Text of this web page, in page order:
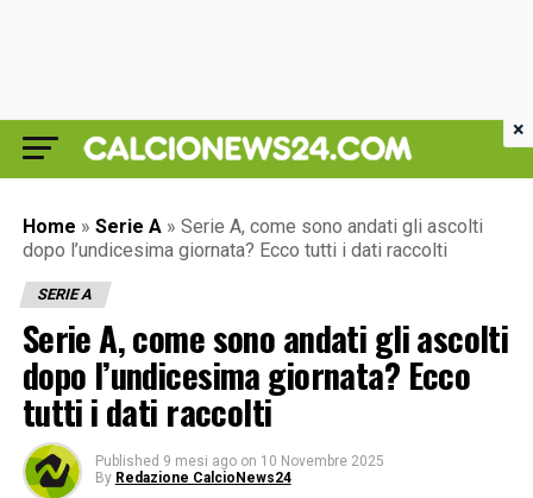
Home » Serie A » Serie A, come sono andati gli ascolti
dopo l’undicesima giornata? Ecco tutti i dati raccolti
SERIE A
Serie A, come sono andati gli ascolti
dopo l’undicesima giornata? Ecco
tutti i dati raccolti
Published 9 mesi ago on 10 Novembre 2025
By Redazione CalcioNews24
×